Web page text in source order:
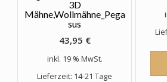
3D
Mähne,Wollmähne_Pega
sus
43,95 €
inkl. 19 % MwSt.
Lieferzeit: 14-21 Tage